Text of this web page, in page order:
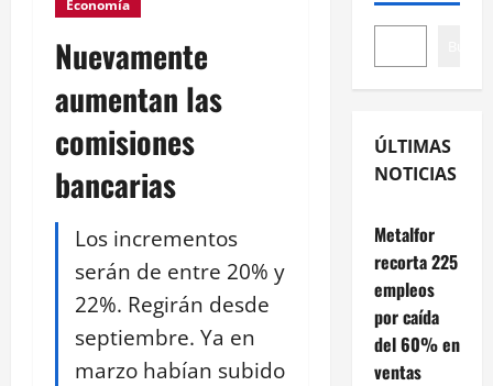
Economía
Nuevamente
aumentan las
comisiones
bancarias
Los incrementos
serán de entre 20% y
22%. Regirán desde
septiembre. Ya en
marzo habían subido
ÚLTIMAS
NOTICIAS
Metalfor
recorta 225
empleos
por caída
del 60% en
ventas